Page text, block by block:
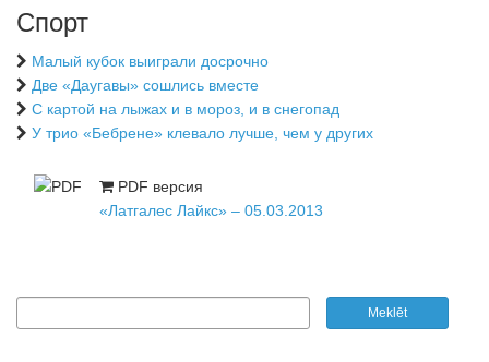
Спорт
Малый кубок выиграли досрочно
Две «Даугавы» сошлись вместе
С картой на лыжах и в мороз, и в снегопад
У трио «Бебрене» клевало лучше, чем у других
PDF версия
«Латгалес Лайкс» – 05.03.2013